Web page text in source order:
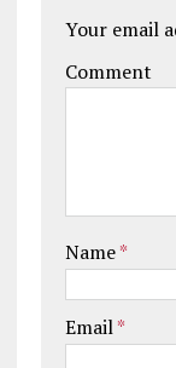
Your email
Comment
Name*
Email*